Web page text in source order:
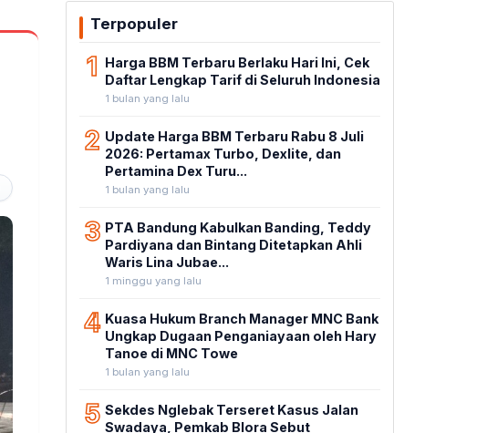
Terpopuler
1 Harga BBM Terbaru Berlaku Hari Ini, Cek
Daftar Lengkap Tarif di Seluruh Indonesia
1 bulan yang lalu
2 Update Harga BBM Terbaru Rabu 8 Juli
2026: Pertamax Turbo, Dexlite, dan
Pertamina Dex Turu...
1 bulan yang lalu
3 PTA Bandung Kabulkan Banding, Teddy
Pardiyana dan Bintang Ditetapkan Ahli
Waris Lina Jubae...
1 minggu yang lalu
4 Kuasa Hukum Branch Manager MNC Bank
Ungkap Dugaan Penganiayaan oleh Hary
Tanoe di MNC Towe
1 bulan yang lalu
5 Sekdes Nglebak Terseret Kasus Jalan
Swadaya, Pemkab Blora Sebut